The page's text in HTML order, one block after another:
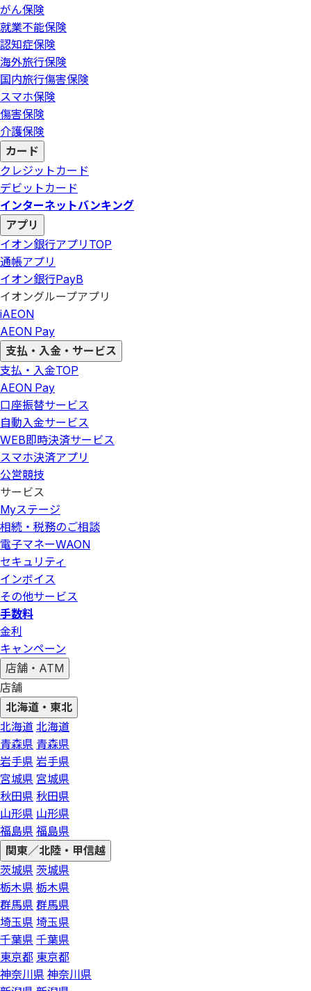
がん保険
就業不能保険
認知症保険
海外旅行保険
国内旅行傷害保険
スマホ保険
傷害保険
介護保険
カード
クレジットカード
デビットカード
インターネットバンキング
アプリ
イオン銀行アプリ TOP
通帳アプリ
イオン銀行PayB
イオングループアプリ
iAEON
AEON Pay
支払・入金・サービス
支払・入金TOP
AEON Pay
口座振替サービス
自動入金サービス
WEB即時決済サービス
スマホ決済アプリ
公営競技
サービス
Myステージ
相続・税務のご相談
電子マネーWAON
セキュリティ
インボイス
その他サービス
手数料
金利
キャンペーン
店舗・ATM
店舗
北海道・東北
北海道 北海道
青森県 青森県
岩手県 岩手県
宮城県 宮城県
秋田県 秋田県
山形県 山形県
福島県 福島県
関東／北陸・甲信越
茨城県 茨城県
栃木県 栃木県
群馬県 群馬県
埼玉県 埼玉県
千葉県 千葉県
東京都 東京都
神奈川県 神奈川県